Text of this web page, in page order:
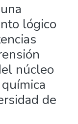
lógico
núcleo
de